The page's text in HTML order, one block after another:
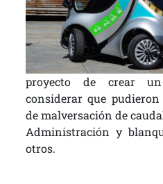
proyecto de crear
considerar que
de malversación de
Administración y
otros.